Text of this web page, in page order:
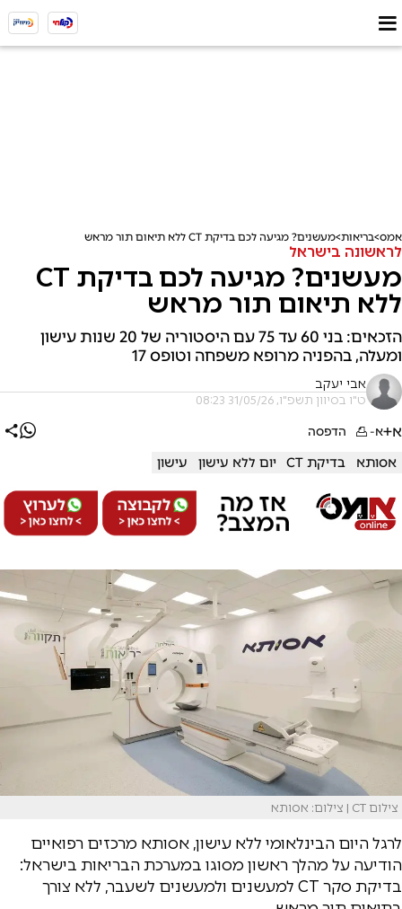
אמס בריאות מעשנים? מגיעה לכם בדיקת CT ללא תיאום תור מראש
לראשונה בישראל
מעשנים? מגיעה לכם בדיקת CT
ללא תיאום תור מראש
הזכאים: בני 60 עד 75 עם היסטוריה של 20 שנות עישון
ומעלה, בהפניה מרופא משפחה וטופס 17
אבי יעקב
ט"ו בסיוון תשפ"ו, 31/05/26 08:23
א+א- הדפסה
אסותא בדיקת CT יום ללא עישון עישון
צילום CT | צילום: אסותא
לרגל היום הבינלאומי ללא עישון, אסותא מרכזים רפואיים
הודיעה על מהלך ראשון מסוגו במערכת הבריאות בישראל:
בדיקת סקר CT למעשנים ולמעשנים לשעבר, ללא צורך